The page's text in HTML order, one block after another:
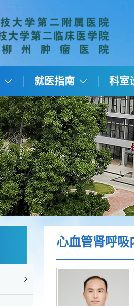
就医指南 科室
心血管肾呼吸